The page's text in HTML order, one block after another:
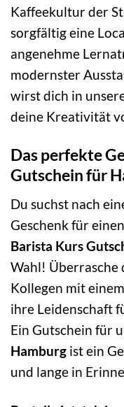
Kaffeekultur der
sorgfältig eine
angenehme
modernster
wirst dich in
deine Kreativität
Das perfekte
Gutschein für
Du suchst nach
Geschenk für
Barista Kurs
Wahl! Überrasche
Kollegen mit
ihre Leidenschaft
Ein Gutschein für
Hamburg ist ein
und lange in